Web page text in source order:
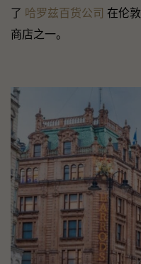
了 哈罗兹百货公司 在伦
商店之一。